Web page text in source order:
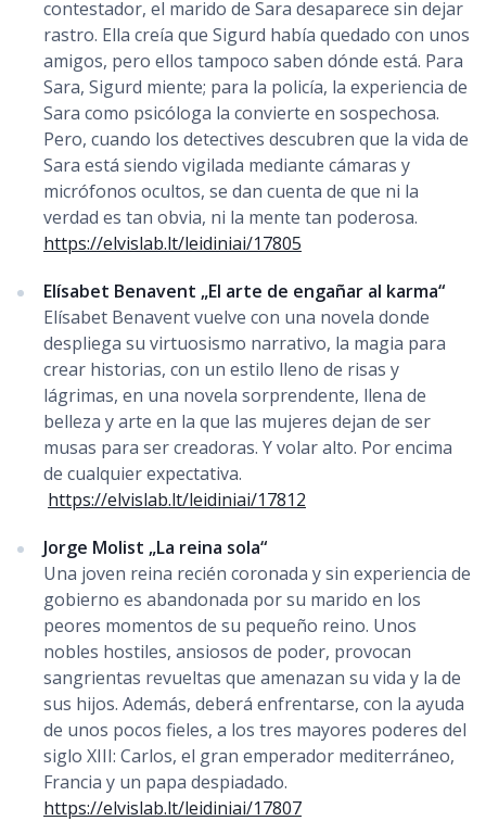
contestador, el marido de Sara desaparece sin dejar
rastro. Ella creía que Sigurd había quedado con unos
amigos, pero ellos tampoco saben dónde está. Para
Sara, Sigurd miente; para la policía, la experiencia de
Sara como psicóloga la convierte en sospechosa.
Pero, cuando los detectives descubren que la vida de
Sara está siendo vigilada mediante cámaras y
micrófonos ocultos, se dan cuenta de que ni la
verdad es tan obvia, ni la mente tan poderosa.
https://elvislab.lt/leidiniai/17805
Elísabet Benavent „El arte de engañar al karma“
Elísabet Benavent vuelve con una novela donde
despliega su virtuosismo narrativo, la magia para
crear historias, con un estilo lleno de risas y
lágrimas, en una novela sorprendente, llena de
belleza y arte en la que las mujeres dejan de ser
musas para ser creadoras. Y volar alto. Por encima
de cualquier expectativa.
https://elvislab.lt/leidiniai/17812
Jorge Molist „La reina sola“
Una joven reina recién coronada y sin experiencia de
gobierno es abandonada por su marido en los
peores momentos de su pequeño reino. Unos
nobles hostiles, ansiosos de poder, provocan
sangrientas revueltas que amenazan su vida y la de
sus hijos. Además, deberá enfrentarse, con la ayuda
de unos pocos fieles, a los tres mayores poderes del
siglo XIII: Carlos, el gran emperador mediterráneo,
Francia y un papa despiadado.
https://elvislab.lt/leidiniai/17807